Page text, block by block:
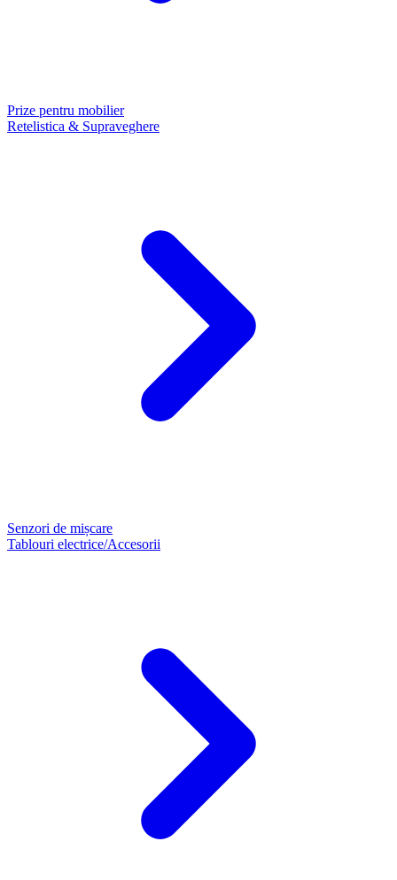
Prize pentru mobilier
Retelistica & Supraveghere
Senzori de mișcare
Tablouri electrice/Accesorii